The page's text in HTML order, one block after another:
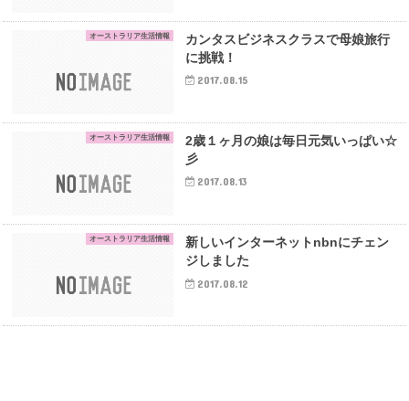
オーストラリア生活情報
カンタスビジネスクラスで母娘旅行
に挑戦！
2017.08.15
オーストラリア生活情報
2歳１ヶ月の娘は毎日元気いっぱい☆
彡
2017.08.13
オーストラリア生活情報
新しいインターネットnbnにチェン
ジしました
2017.08.12